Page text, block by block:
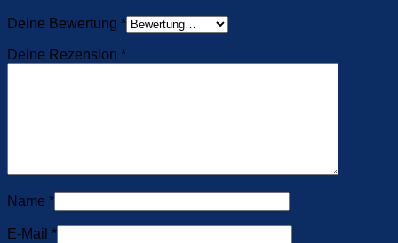
Deine Bewertung *
Deine Rezension *
Name *
E-Mail *